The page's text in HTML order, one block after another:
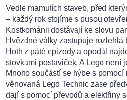
Vedle mamutích staveb, před
– každý rok stojíme s pusou
Kostkománii dostávají ke slovu
Hvězdné války zastupuje rozlehlá
Hoth z páté epizody a opodál
stovkami postaviček. A Lego není
Mnoho součástí se hýbe s pomocí
věnovaná Lego Technic zase
dají s pomocí převodů a elektřiny